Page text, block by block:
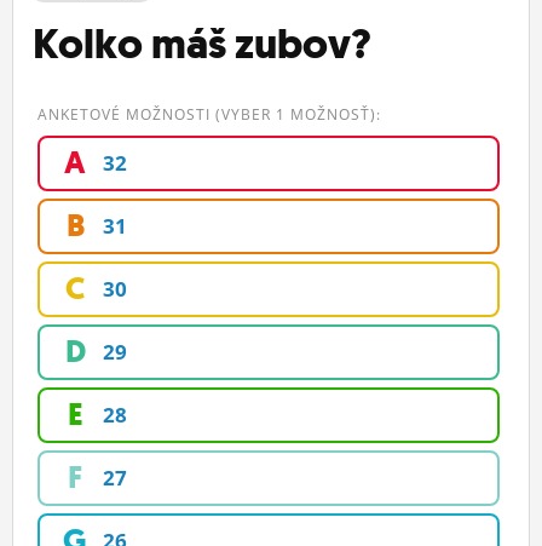
ČINŽIAK
STATUSY
BLOGY
OBRÁZKY
ĽUDIA
MÔJ PROFIL
NASTAVENIA
ROLETA
Kolko máš zubov?
ANKETOVÉ MOŽNOSTI (VYBER 1 MOŽNOSŤ):
A 32
B 31
C 30
D 29
E 28
F 27